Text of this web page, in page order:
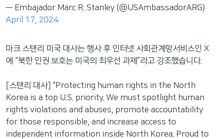
— Embajador Marc R. Stanley (@USAmbassadorARG)
April 17, 2024
마크 스탠리 미국 대사는 행사 후 인터넷 사회관계망서비스인 X
에 “북한 인권 보호는 미국의 최우선 과제”라고 강조했습니다.
[스탠리 대사] “Protecting human rights in the North
Korea is a top U.S. priority. We must spotlight human
rights violations and abuses, promote accountability
for those responsible, and increase access to
independent information inside North Korea. Proud to